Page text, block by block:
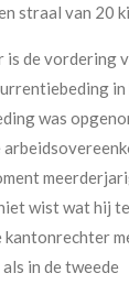
straal van 20
de vordering
in
was
wist wat hij
kantonrechter
in de tweede